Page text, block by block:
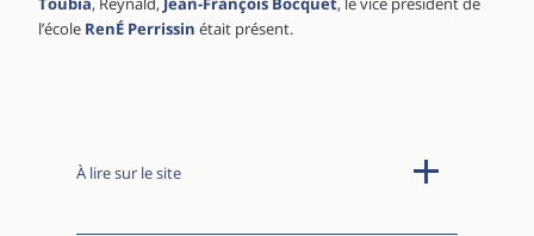
l’école RenÉ Perrissin était présent.
À lire sur le site